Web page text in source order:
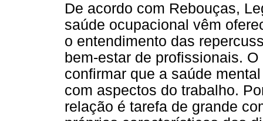
De acordo com Rebouças,
saúde ocupacional vêm
o entendimento das
bem-estar de profissionais.
confirmar que a saúde
com aspectos do trabalho.
relação é tarefa de grande